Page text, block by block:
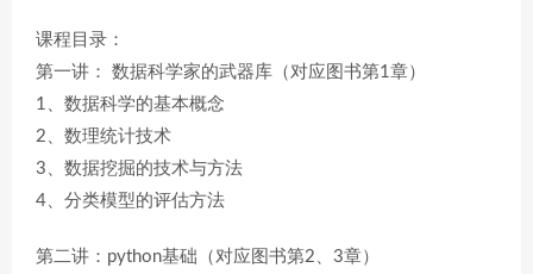
课程目录：
第一讲： 数据科学家的武器库（对应图书第1章）
1、数据科学的基本概念
2、数理统计技术
3、数据挖掘的技术与方法
4、分类模型的评估方法
第二讲：python基础（对应图书第2、3章）